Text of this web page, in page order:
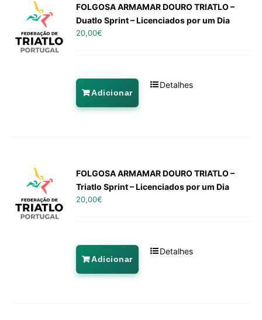
FOLGOSA ARMAMAR DOURO TRIATLO –
Duatlo Sprint – Licenciados por um Dia
20,00€
Adicionar
Detalhes
FOLGOSA ARMAMAR DOURO TRIATLO –
Triatlo Sprint – Licenciados por um Dia
20,00€
Adicionar
Detalhes